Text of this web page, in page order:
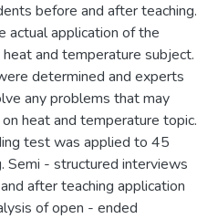
before and after teaching.
actual application of the
and temperature subject.
determined and experts
any problems that may
heat and temperature topic.
test was applied to 45
Semi - structured interviews
after teaching application
of open - ended